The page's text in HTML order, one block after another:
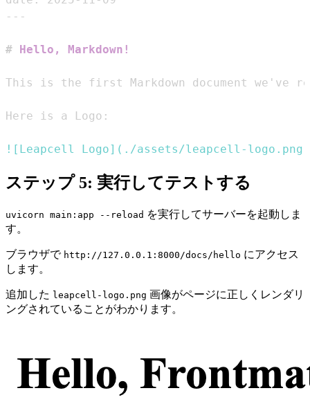
---
# Hello, Markdown!
! [ Leapcell Logo]( ./assets/leapcell-logo.png
ステップ 5: 実行してテストする
uvicorn main:app --reload を実行してサーバーを起動しま
す。
ブラウザで http://127.0.0.1:8000/docs/hello にアクセス
します。
追加した leapcell-logo.png 画像がページに正しくレンダリ
ングされていることがわかります。